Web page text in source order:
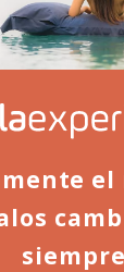
el
siempre